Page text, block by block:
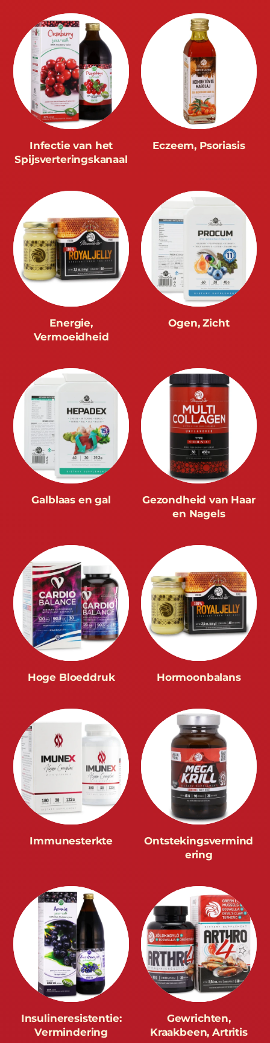
Infectie van het
Spijsverteringskanaal
Eczeem, Psoriasis
Energie,
Vermoeidheid
Ogen, Zicht
Galblaas en gal
Gezondheid van Haar
en Nagels
Hoge Bloeddruk Hormoonbalans
Immunesterkte
Ontstekingsvermind
ering
Insulineresistentie:
Vermindering
Gewrichten,
Kraakbeen, Artritis